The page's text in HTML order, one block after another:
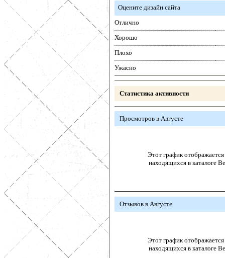
Оцените дизайн сайта
Отлично
Хорошо
Плохо
Ужасно
Статистика активности
Просмотров в Августе
Этот график отображается
находящихся в каталоге
Отзывов в Августе
Этот график отображается
находящихся в каталоге